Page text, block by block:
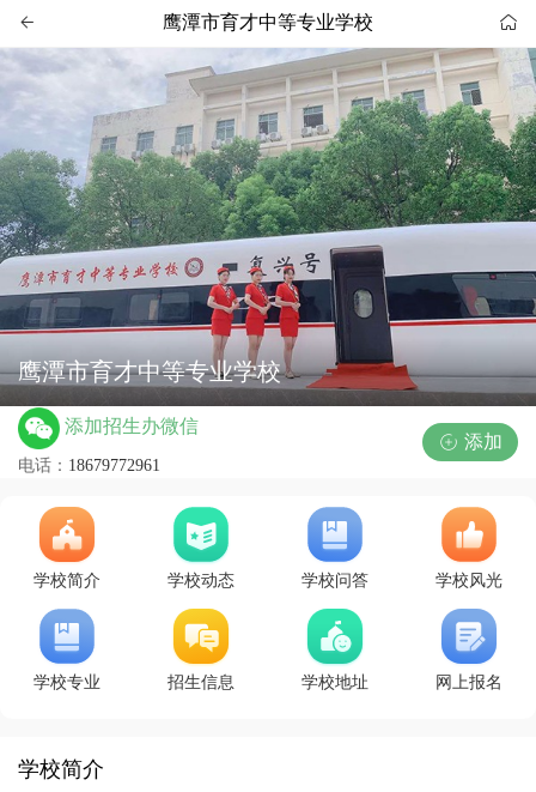
 鹰潭市育才中等专业学校 
鹰潭市育才中等专业学校
添加招生办微信
电话： 18679772961
 添加
学校简介 学校动态 学校问答 学校风光
学校专业 招生信息 学校地址 网上报名
学校简介